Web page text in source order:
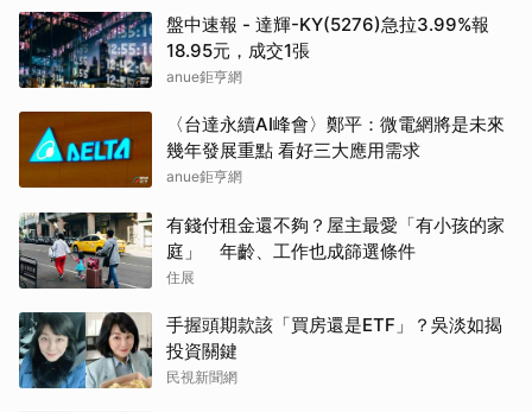
盤中速報 - 達輝-KY(5276)急拉3.99%報
18.95元，成交1張
anue鉅亨網
〈台達永續AI峰會〉鄭平：微電網將是未來
幾年發展重點 看好三大應用需求
anue鉅亨網
有錢付租金還不夠？屋主最愛「有小孩的家
庭」 年齡、工作也成篩選條件
住展
手握頭期款該「買房還是ETF」？吳淡如揭
投資關鍵
民視新聞網